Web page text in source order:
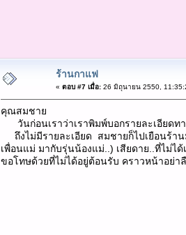
ร้านกาแฟ
« ตอบ #7 เมื่อ:26 มิถุนายน 2550,
คุณสมชาย
วันก่อนเราว่าเราพิมพ์บอกรายละเอียดท
ถึงไม่มีรายละเอียด สมชายก็ไปเยือนร้า
เพื่อนแม่ มากับรุ่นน้องแม่..) เสียดาย..ที่ไม่ไ
ขอโทษด้วยที่ไม่ได้อยู่ต้อนรับ คราวหน้าอย่